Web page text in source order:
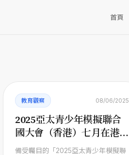
首頁
教育觀察 08/06/2025
2025亞太青少年模擬聯合
國大會（香港）七月在港舉
行
備受矚目的「2025亞太青少年模擬聯